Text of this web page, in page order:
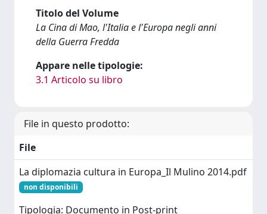
Titolo del Volume
La Cina di Mao, l'Italia e l'Europa negli anni
della Guerra Fredda
Appare nelle tipologie:
3.1 Articolo su libro
File in questo prodotto:
File
La diplomazia cultura in Europa_Il Mulino 2014.pdf
non disponibili
Tipologia: Documento in Post-print